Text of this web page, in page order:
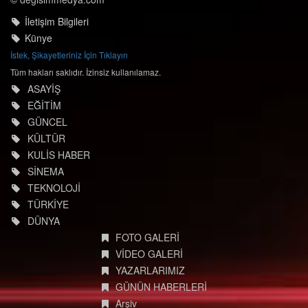
İletişim Bilgileri
Künye
İstek, Şikayetleriniz İçin Tıklayın
Tüm hakları saklıdır. İzinsiz kullanılamaz.
ASAYİŞ
EĞİTİM
GÜNCEL
KÜLTÜR
KULİS HABER
SİNEMA
TEKNOLOJİ
TÜRKİYE
DÜNYA
FOTO GALERİ
VİDEO GALERİ
YAZARLARIMIZ
GÜNÜN HABERLERİ
Arşiv